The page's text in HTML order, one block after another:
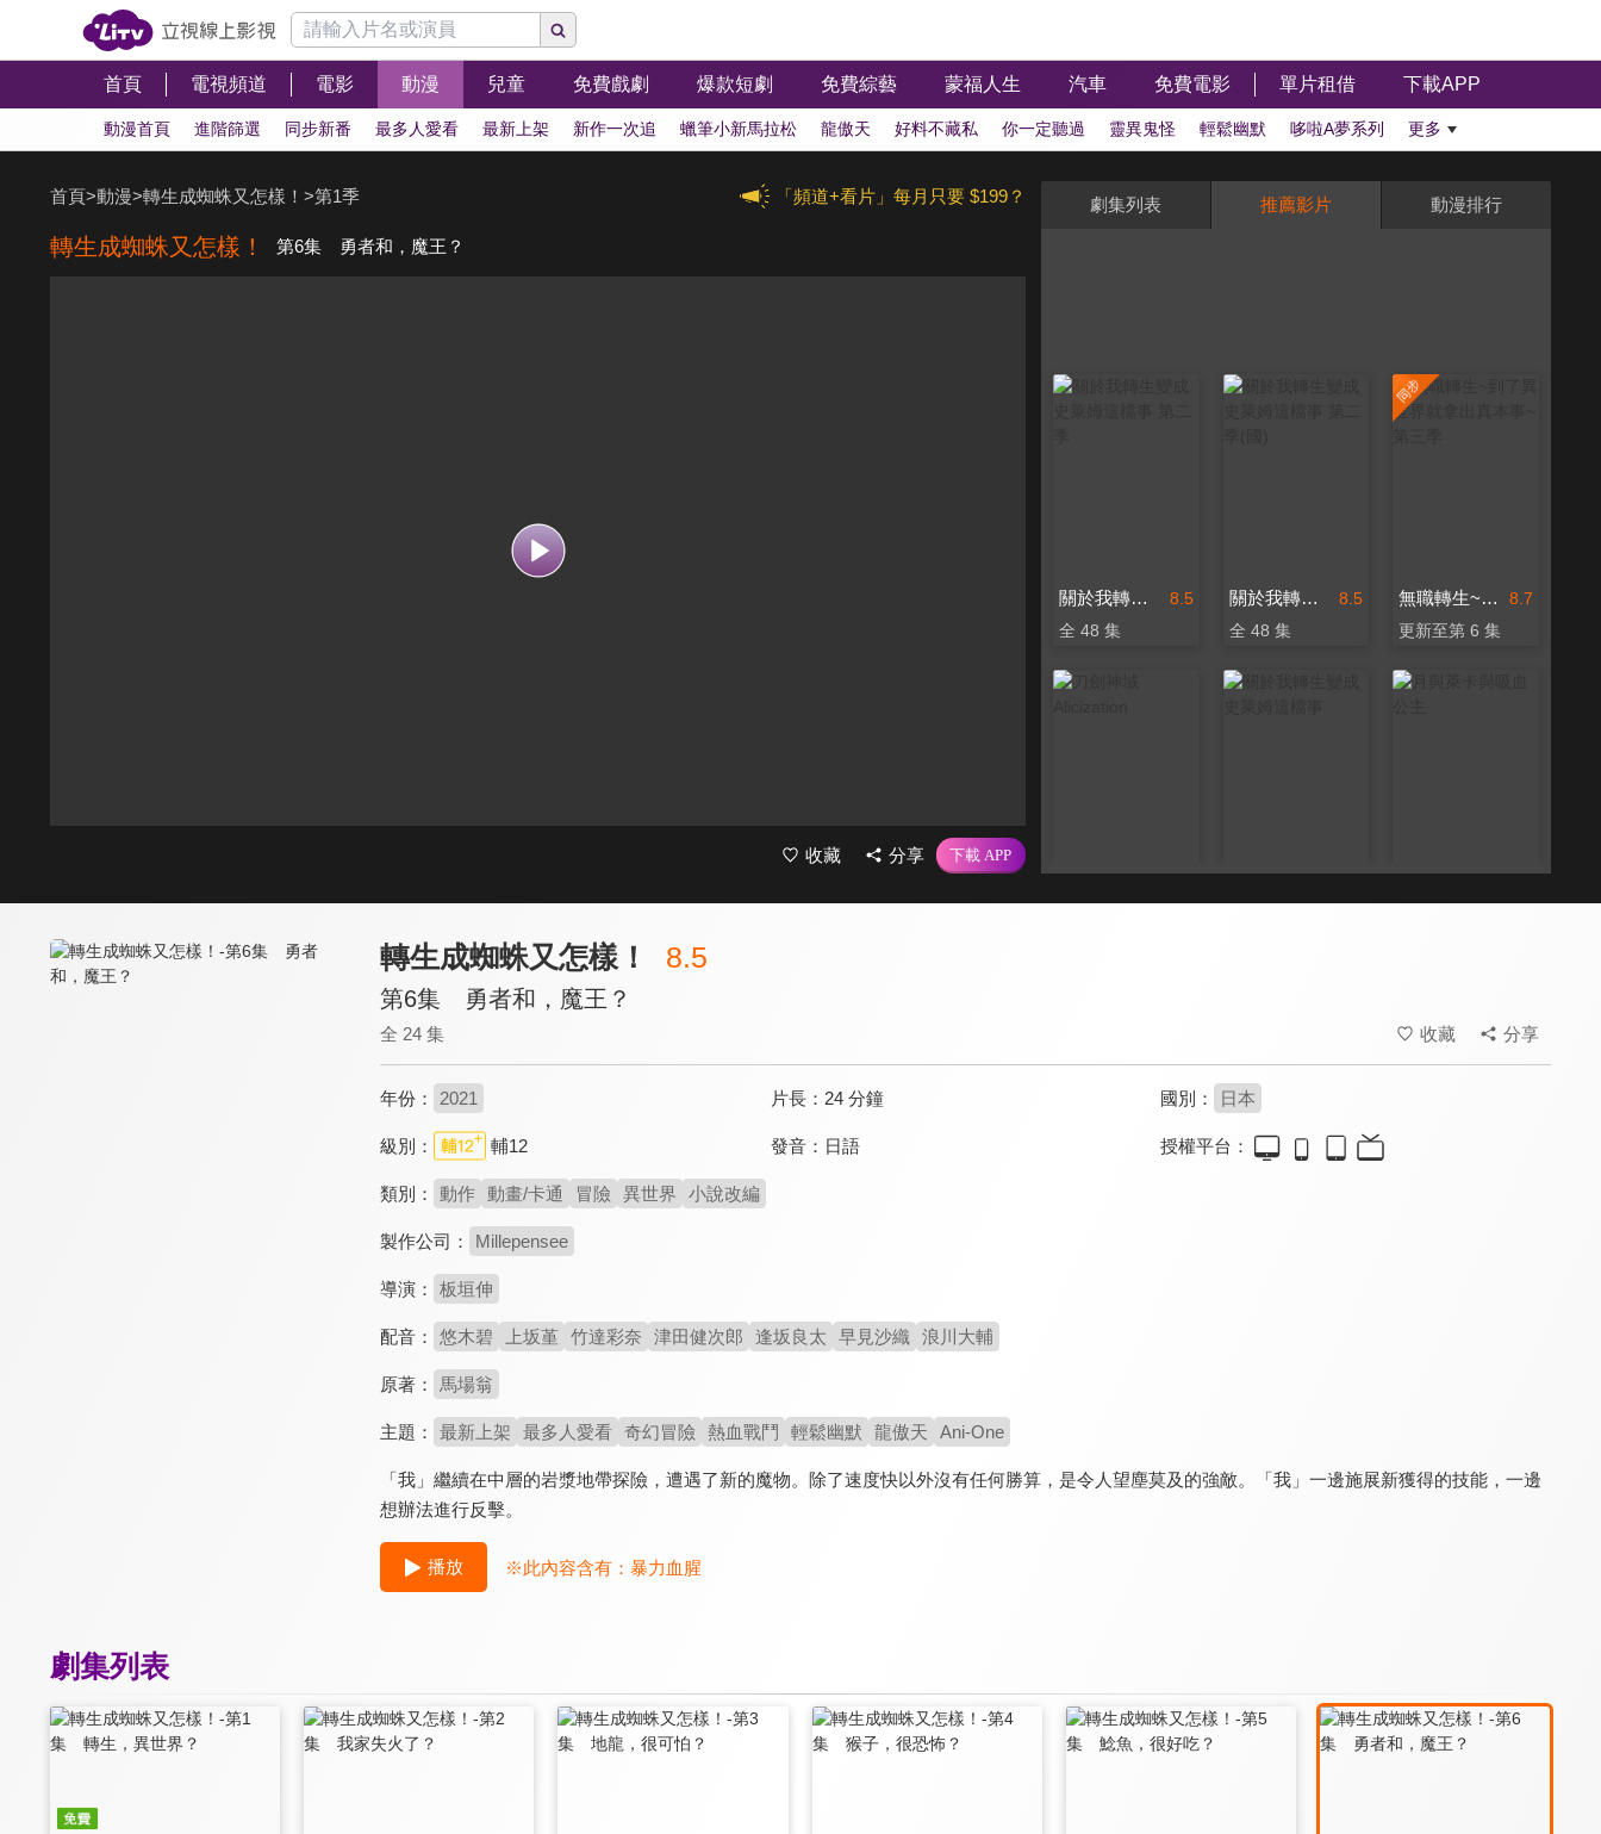
首頁 電視頻道 電影 動漫 兒童 免費戲劇 爆款短劇 免費綜藝 蒙福人生 汽車 免費電影 單片租借 下載APP
動漫首頁 進階篩選 同步新番 最多人愛看 最新上架 新作一次追 蠟筆小新馬拉松 龍傲天 好料不藏私 你一定聽過 靈異鬼怪 輕鬆幽默 哆啦A夢系列 更多
「頻道+看片」每月只要 $199？
首頁>動漫>轉生成蜘蛛又怎樣！ >第1季
轉生成蜘蛛又怎樣！ 第6集 勇者和，魔王？
收藏 分享
劇集列表 推薦影片 動漫排行
8.5
關於我轉生變成史萊姆這檔事 第二季
全 48 集
8.5
關於我轉生變成史萊姆這檔事 第二季(國)
全 48 集
8.7
無職轉生~到了異世界就拿出真本事~ 第三季
更新至第 6 集
8.0
魔術士歐菲 流浪之旅 基姆拉克篇 9.4
關於我轉生變成史萊姆這檔事(國) 9.4
關於我轉生變成史萊姆這檔事 第三季(國)
轉生成蜘蛛又怎樣！ 8.5
第6集 勇者和，魔王？
全 24 集 收藏 分享
年份： 2021 片長： 24 分鐘 國別： 日本
級別： 輔12 發音： 日語 授權平台：
類別： 動作 動畫/卡通 冒險 異世界 小說改編
製作公司： Millepensee
導演： 板垣伸
配音： 悠木碧 上坂堇 竹達彩奈 津田健次郎 逢坂良太 早見沙織 浪川大輔
原著： 馬場翁
主題： 最新上架 最多人愛看 奇幻冒險 熱血戰鬥 輕鬆幽默 龍傲天 Ani-One
「我」繼續在中層的岩漿地帶探險，遭遇了新的魔物。除了速度快以外沒有任何勝算，是令人望塵莫及的強敵。「我」一邊施展新獲得的技能，一邊
想辦法進行反擊。
播放 ※此內容含有： 暴力血腥
劇集列表